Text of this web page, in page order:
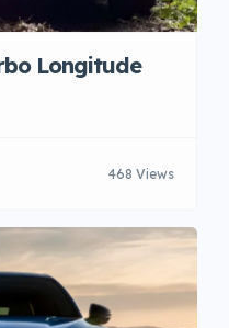
Longitude
468 Views